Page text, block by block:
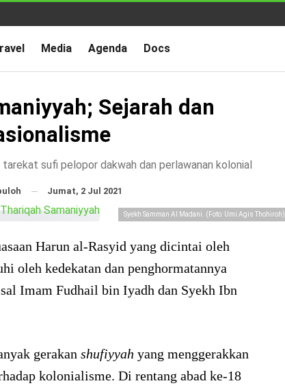
Media Agenda Docs
Sejarah dan
sufi pelopor dakwah dan perlawanan kolonial
Jumat, 2 Jul 2021
Syekh Samman Al Madani. (Foto: Umi Agis Thohiroh)
Harun al-Rasyid yang dicintai oleh
oleh kedekatan dan penghormatannya
Imam Fudhail bin Iyadh dan Syekh Ibn
gerakan shufiyyah yang menggerakkan
kolonialisme. Di rentang abad ke-18